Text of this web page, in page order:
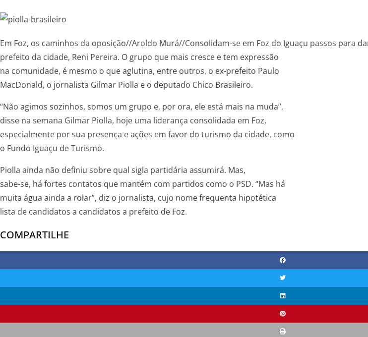
Em Foz, os caminhos da oposição//Aroldo Murá//Consolidam-se em Foz do Iguaçu passos para
prefeito da cidade, Reni Pereira. O grupo que mais cresce e tem expressão
na comunidade, é mesmo o que aglutina, entre outros, o ex-prefeito Paulo
MacDonald, o jornalista Gilmar Piolla e o deputado Chico Brasileiro.
“Não agimos sozinhos, somos um grupo e, por ora, ele está mais na muda”,
disse na semana Gilmar Piolla, hoje uma liderança consolidada em Foz,
especialmente por sua presença e ações em favor do turismo da cidade, como
o Fundo Iguaçu de Turismo.
Piolla ainda não definiu sobre qual sigla partidária assumirá. Mas,
sabe-se, há fortes contatos que mantém com partidos como o PSD. “Mas há
muita água ainda a rolar”, diz o jornalista, cujo nome frequenta hipotética
lista de candidatos a candidatos a prefeito de Foz.
COMPARTILHE